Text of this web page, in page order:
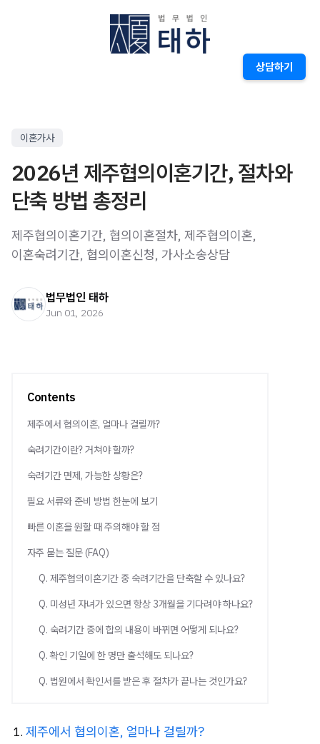
상담하기
이혼가사
2026년 제주협의이혼기간, 절차와
단축 방법 총정리
제주협의이혼기간, 협의이혼절차, 제주협의이혼,
이혼숙려기간, 협의이혼신청, 가사소송상담
법무법인 태하
Jun 01, 2026
Contents
제주에서 협의이혼, 얼마나 걸릴까?
숙려기간이란? 거쳐야 할까?
숙려기간 면제, 가능한 상황은?
필요 서류와 준비 방법 한눈에 보기
빠른 이혼을 원할 때 주의해야 할 점
자주 묻는 질문 (FAQ)
Q. 제주협의이혼기간 중 숙려기간을 단축할 수 있나요?
Q. 미성년 자녀가 있으면 항상 3개월을 기다려야 하나요?
Q. 숙려기간 중에 합의 내용이 바뀌면 어떻게 되나요?
Q. 확인 기일에 한 명만 출석해도 되나요?
Q. 법원에서 확인서를 받은 후 절차가 끝나는 것인가요?
제주에서 협의이혼, 얼마나 걸릴까?